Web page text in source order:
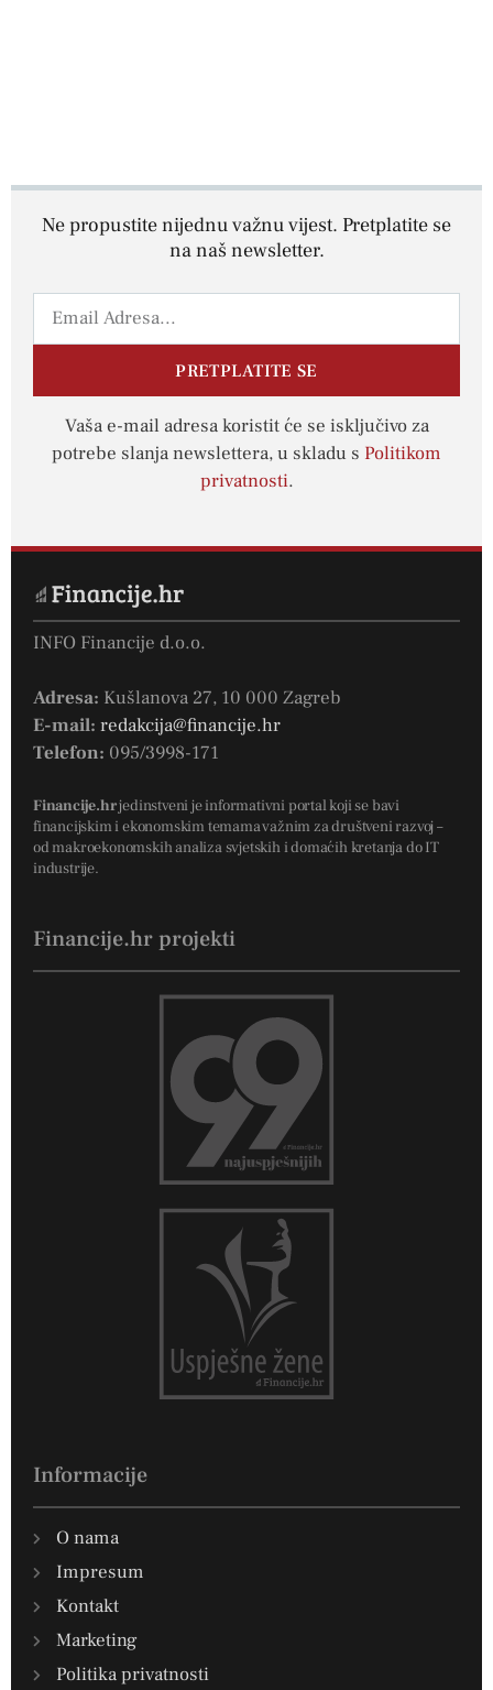
Ne propustite nijednu važnu vijest. Pretplatite se
na naš newsletter.
PRETPLATITE SE
Vaša e-mail adresa koristit će se isključivo za
potrebe slanja newslettera, u skladu s Politikom
privatnosti.
INFO Financije d.o.o.
Adresa: Kušlanova 27, 10 000 Zagreb
E-mail: redakcija@financije.hr
Telefon: 095/3998-171
Financije.hrjedinstveni je informativni portal koji se bavi
financijskim i ekonomskim temama važnim za društveni razvoj –
od makroekonomskih analiza svjetskih i domaćih kretanja do IT
industrije.
Financije.hr projekti
Informacije
O nama
Impresum
Kontakt
Marketing
Politika privatnosti